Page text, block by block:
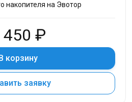
накопителя на Эвотор
450 ₽
В корзину
заявку